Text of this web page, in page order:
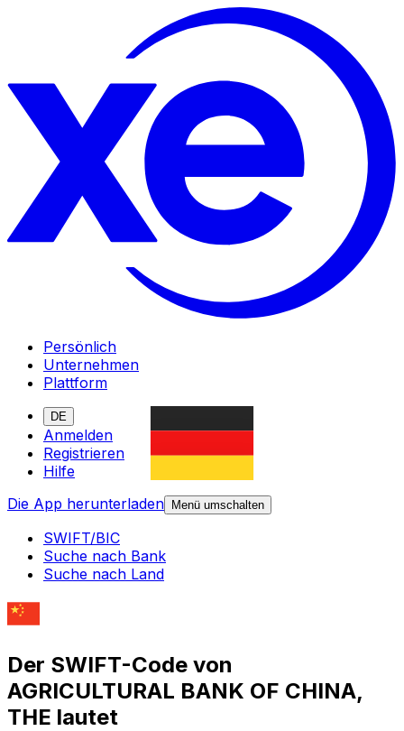
Persönlich
Unternehmen
Plattform
DE
Anmelden
Registrieren
Hilfe
Die App herunterladen
Menü umschalten
SWIFT/BIC
Suche nach Bank
Suche nach Land
Der SWIFT-Code von
AGRICULTURAL BANK OF CHINA,
THE lautet